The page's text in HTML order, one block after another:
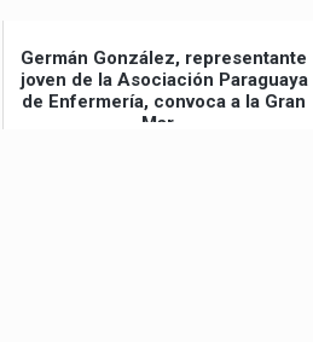
Germán González, representante
joven de la Asociación Paraguaya
de Enfermería, convoca a la Gran
Mar...